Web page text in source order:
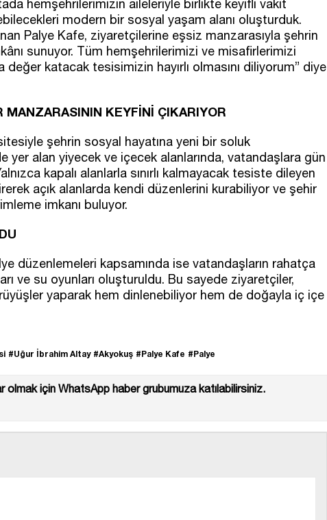
hemşehrilerimizin aileleriyle birlikte keyifli vakit
modern bir sosyal yaşam alanı oluşturduk.
Palye Kafe, ziyaretçilerine eşsiz manzarasıyla şehrin
sunuyor. Tüm hemşehrilerimizi ve misafirlerimizi
katacak tesisimizin hayırlı olmasını diliyorum” diye
KEYFİNİ ÇIKARIYOR
şehrin sosyal hayatına yeni bir soluk
yer alan yiyecek ve içecek alanlarında, vatandaşlara gün
kapalı alanlarla sınırlı kalmayacak tesiste dileyen
açık alanlarda kendi düzenlerini kurabiliyor ve şehir
imkanı buluyor.
düzenlemeleri kapsamında ise vatandaşların rahatça
ve su oyunları oluşturuldu. Bu sayede ziyaretçiler,
yaparak hem dinlenebiliyor hem de doğayla iç içe
#Uğur İbrahim Altay #Akyokuş #Palye Kafe #Palye
olmak için WhatsApp haber grubumuza katılabilirsiniz.